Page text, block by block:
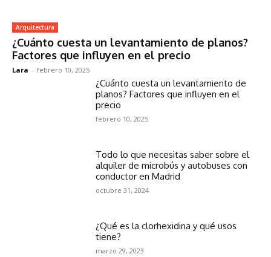
Arquitectura
¿Cuánto cuesta un levantamiento de planos?
Factores que influyen en el precio
Lara - febrero 10, 2025
¿Cuánto cuesta un levantamiento de
planos? Factores que influyen en el
precio
febrero 10, 2025
Todo lo que necesitas saber sobre el
alquiler de microbús y autobuses con
conductor en Madrid
octubre 31, 2024
¿Qué es la clorhexidina y qué usos
tiene?
marzo 29, 2023